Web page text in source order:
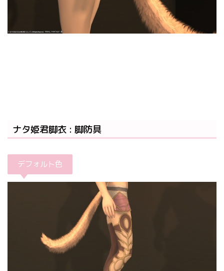
ナタ姫君脚衣 : 脚防具
デフォルト色